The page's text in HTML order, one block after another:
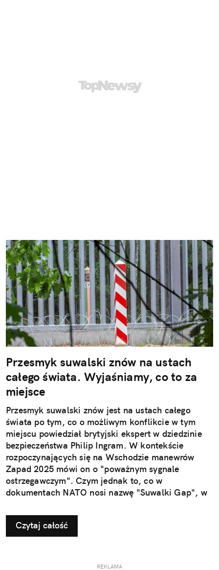
Przesmyk suwalski znów na ustach
całego świata. Wyjaśniamy, co to za
miejsce
Przesmyk suwalski znów jest na ustach całego
świata po tym, co o możliwym konflikcie w tym
miejscu powiedział brytyjski ekspert w dziedzinie
bezpieczeństwa Philip Ingram. W kontekście
rozpoczynających się na Wschodzie manewrów
Zapad 2025 mówi on o "poważnym sygnale
ostrzegawczym". Czym jednak to, co w
dokumentach NATO nosi nazwę "Suwalki Gap", w
Czytaj całość
REKLAMA